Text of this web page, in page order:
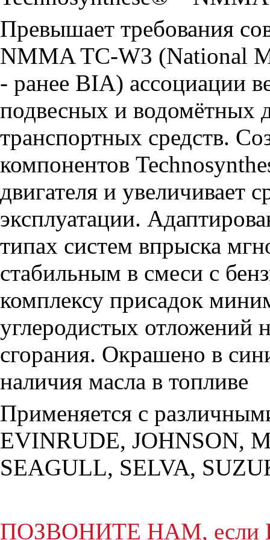
Превышает требования
NMMA TC-W3 (National
- ранее BIA) ассоциации
подвесных и водомётных
транспортных средств.
компонентов
двигателя и увеличивает
эксплуатации.
типах систем впрыска
стабильным в смеси с
комплексу присадок
углеродистых отложений
сгорания. Окрашено в
наличия масла в топливе
Применяется с
EVINRUDE, JOHNSON,
SEAGULL, SELVA,
ПОЗВОНИТЕ НАМ, если